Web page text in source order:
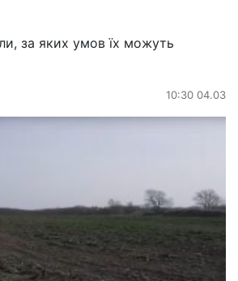
за яких умов їх можуть
10:30 04.03